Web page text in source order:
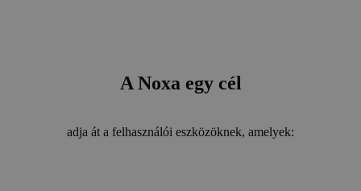
A Noxa egy cél
adja át a felhasználói eszközöknek, amelyek: